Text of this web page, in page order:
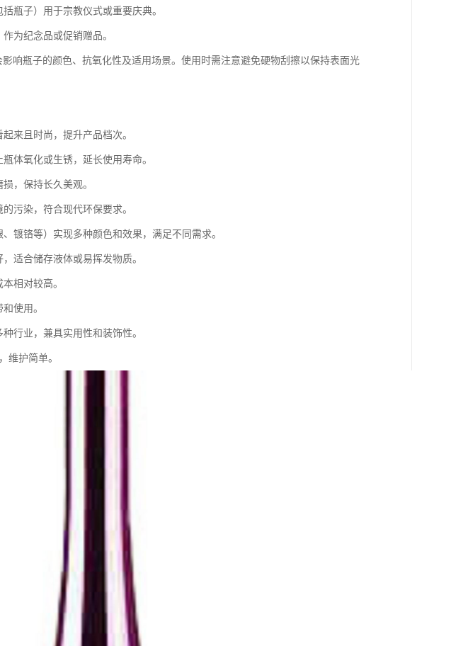
瓶子）用于宗教仪式或重要庆典。
为纪念品或促销赠品。
响瓶子的颜色、抗氧化性及适用场景。使用时需注意避免硬物刮擦以保持表面光
来且时尚，提升产品档次。
体氧化或生锈，延长使用寿命。
，保持长久美观。
污染，符合现代环保要求。
镀铬等）实现多种颜色和效果，满足不同需求。
适合储存液体或易挥发物质。
相对较高。
使用。
行业，兼具实用性和装饰性。
维护简单。